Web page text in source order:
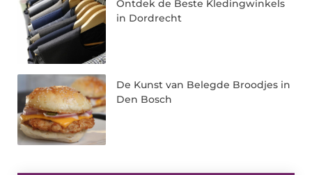
Ontdek de Beste Kledingwinkels
in Dordrecht
De Kunst van Belegde Broodjes in
Den Bosch